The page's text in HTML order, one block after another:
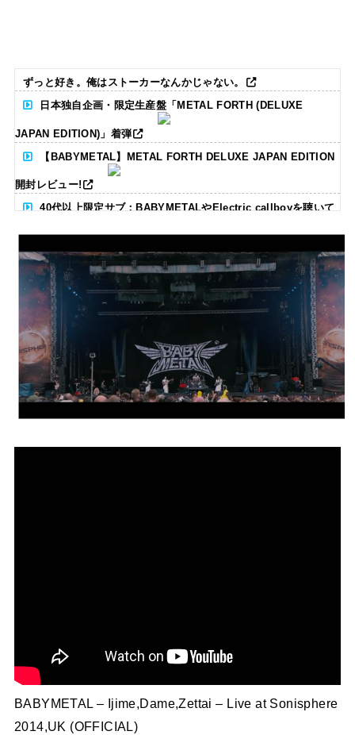
ずっと好き。俺はストーカーなんかじゃない。
日本独自企画・限定生産盤「METAL FORTH (DELUXE
JAPAN EDITION)」着弾
【BABYMETAL】METAL FORTH DELUXE JAPAN EDITION
開封レビュー!
40代以上限定サブ：BABYMETALやElectric callboyを聴いて
る人いる？ 【海外の反応】
BABYMETAL「CANNONBALL外伝」グッズ販売決定
タワーレコード新宿店にてBABYMETALのパネル展が開催中
Powered by livedoor 相互RSS
BABYMETAL – Ijime,Dame,Zettai – Live at Sonisphere
2014,UK (OFFICIAL)